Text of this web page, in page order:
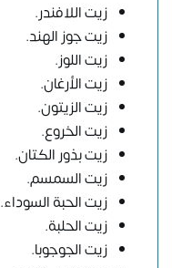
زيت اللافندر.
زيت جوز الهند.
زيت اللوز.
زيت الأرغان.
زيت الزيتون.
زيت الخروع.
زيت بذور الكتان.
زيت السمسم.
زيت الحبة السوداء.
زيت الحلبة.
زيت الجوجوبا.